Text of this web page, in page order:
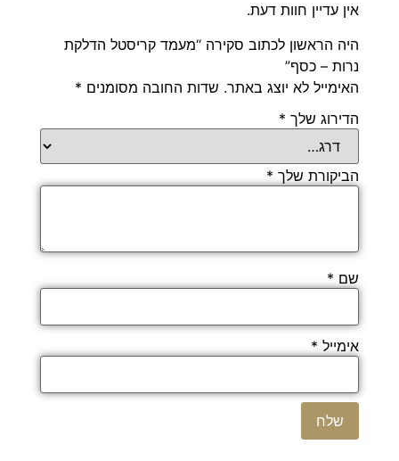
אין עדיין חוות דעת.
היה הראשון לכתוב סקירה “מעמד קריסטל הדלקת
נרות – כסף”
האימייל לא יוצג באתר. שדות החובה מסומנים *
הדירוג שלך *
הביקורת שלך *
שם *
אימייל *